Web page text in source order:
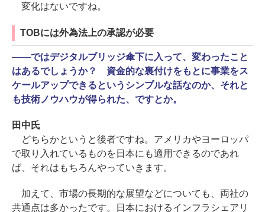
変化はないですね。
TOBには外為法上の承認が必要
――ではデジタルブリッジ傘下に入って、変わったこと
はあるでしょうか？ 資金的な裏付けをもとに事業をス
ケールアップできるというシンプルな話なのか、それと
も技術ノウハウが得られた、ですとか。
田中氏
どちらかというと後者ですね。アメリカやヨーロッパ
で取り入れているものを日本にも適用できるのであれ
ば、それはもちろんやっていきます。
加えて、市場の長期的な展望などについても、両社の
共通点は多かったです。日本におけるインフラシェアリ